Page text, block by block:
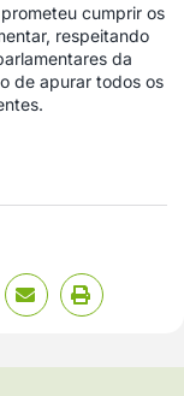
cumprir os
respeitando
da
de apurar todos os